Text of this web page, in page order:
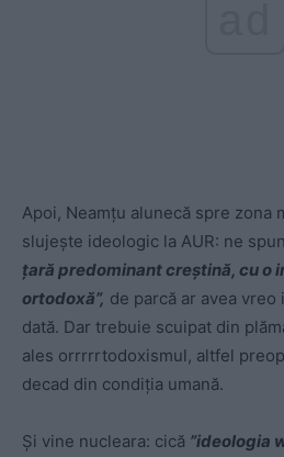
Apoi, Neamțu alunecă spre zona
slujește ideologic la AUR: ne
țară predominant creștină, cu o
ortodoxă”, de parcă ar avea
dată. Dar trebuie scuipat din
ales orrrrrtodoxismul, altfel
decad din condiția umană.
Și vine nucleara: cică ”ideologia